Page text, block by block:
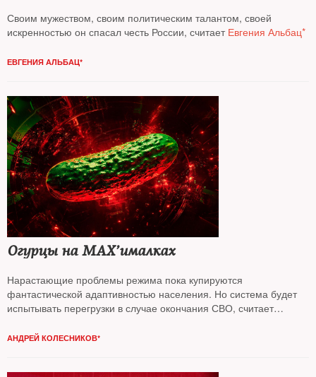
Своим мужеством, своим политическим талантом, своей
искренностью он спасал честь России, считает Евгения Альбац*
ЕВГЕНИЯ АЛЬБАЦ*
Огурцы на MAX’ималках
Нарастающие проблемы режима пока купируются
фантастической адаптивностью населения. Но система будет
испытывать перегрузки в случае окончания СВО, считает
АНДРЕЙ КОЛЕСНИКОВ*